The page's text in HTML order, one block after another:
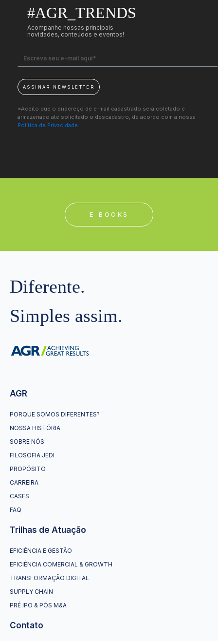
#AGR_TRENDS
Acompanhe nossas principais
novidades, conteúdos e eventos!
ASSINAR NEWSLETTER
*Aceito que o endereço de e-mail cadastrado será coletado e
armazenado até solicitado o descadastro, de acordo com a nossa
Política de Privacidade.
E-BOOKS
Diferente.
Simples assim.
AGR
PORQUE SOMOS DIFERENTES?
NOSSA HISTÓRIA
SOBRE NÓS
FILOSOFIA JEDI
PROPÓSITO
CARREIRA
CASES
FAQ
Trilhas de Atuação
EFICIÊNCIA E GESTÃO
EFICIÊNCIA COMERCIAL & GROWTH
TRANSFORMAÇÃO DIGITAL
SUPPLY CHAIN
PRÉ IPO & PÓS M&A
Contato